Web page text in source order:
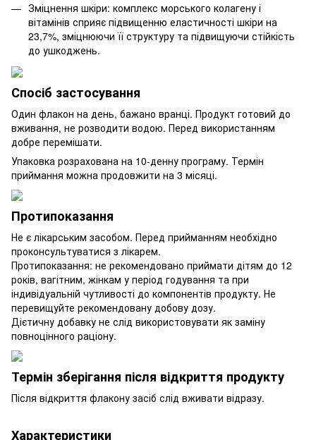
Зміцнення шкіри: комплекс морського колагену і
вітамінів сприяє підвищенню еластичності шкіри на
23,7%, зміцнюючи її структуру та підвищуючи стійкість
до ушкоджень.
Спосіб застосування
Один флакон на день, бажано вранці. Продукт готовий до
вживання, не розводити водою. Перед використанням
добре перемішати.
Упаковка розрахована на 10-денну програму. Термін
приймання можна продовжити на 3 місяці.
Протипоказання
Не є лікарським засобом. Перед прийманням необхідно
проконсультуватися з лікарем.
Протипоказання: не рекомендовано приймати дітям до 12
років, вагітним, жінкам у період годування та при
індивідуальній чутливості до компонентів продукту. Не
перевищуйте рекомендовану добову дозу.
Дієтичну добавку не слід використовувати як заміну
повноцінного раціону.
Термін зберігання після відкриття продукту
Після відкриття флакону засіб слід вживати відразу.
Характеристики